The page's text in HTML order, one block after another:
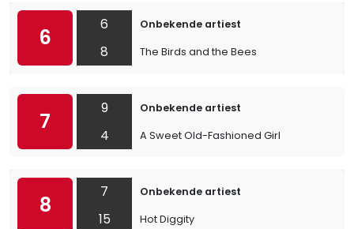
6
6
8
Onbekende artiest
The Birds and the Bees
7
9
4
Onbekende artiest
A Sweet Old-Fashioned Girl
8
7
15
Onbekende artiest
Hot Diggity